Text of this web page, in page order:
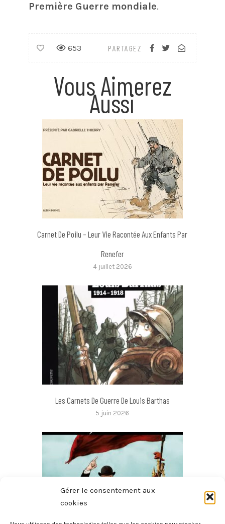
Gérer le consentement aux
cookies
Première Guerre mondiale.
PARTAGEZ
653
Vous Aimerez
Aussi
Carnet De Poilu – Leur Vie Racontée Aux Enfants Par
Renefer
4 juillet 2026
Les Carnets De Guerre De Louis Barthas
5 juin 2026